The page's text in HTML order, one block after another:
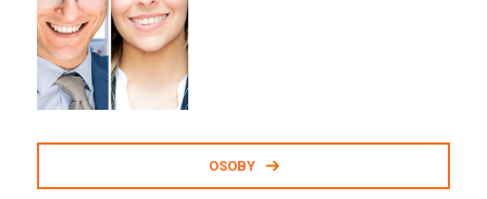
Medicine
Junior RPA Developer (k/m)
TERG S.A.
OSOBY